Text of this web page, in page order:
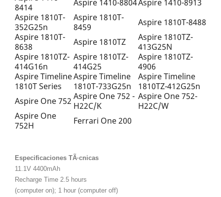
8414
Aspire 1410-8804Aspire 1410-8913
Aspire 1810T-
352G25n
Aspire 1810T-
8459
Aspire 1810T-8488
Aspire 1810T-
8638
Aspire 1810TZ
Aspire 1810TZ-
413G25N
Aspire 1810TZ-
414G16n
Aspire 1810TZ-
414G25
Aspire 1810TZ-
4906
Aspire Timeline
1810T Series
Aspire Timeline
1810T-733G25n
Aspire Timeline
1810TZ-412G25n
Aspire One 752 Aspire One 752 -
H22C/K
Aspire One 752-
H22C/W
Aspire One
752H
Ferrari One 200
Especificaciones TÃ·cnicas
11.1V 4400mAh
Recharge Time 2.5 hours
(computer on); 1 hour (computer off)